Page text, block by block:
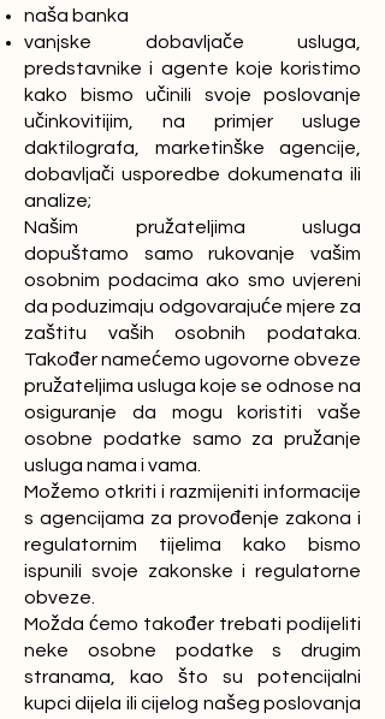
naša banka
vanjske dobavljače usluga,
predstavnike i agente koje koristimo
kako bismo učinili svoje poslovanje
učinkovitijim, na primjer usluge
daktilografa, marketinške agencije,
dobavljači usporedbe dokumenata ili
analize;
Našim pružateljima usluga
dopuštamo samo rukovanje vašim
osobnim podacima ako smo uvjereni
da poduzimaju odgovarajuće mjere za
zaštitu vaših osobnih podataka.
Također namećemo ugovorne obveze
pružateljima usluga koje se odnose na
osiguranje da mogu koristiti vaše
osobne podatke samo za pružanje
usluga nama i vama.
Možemo otkriti i razmijeniti informacije
s agencijama za provođenje zakona i
regulatornim tijelima kako bismo
ispunili svoje zakonske i regulatorne
obveze.
Možda ćemo također trebati podijeliti
neke osobne podatke s drugim
stranama, kao što su potencijalni
kupci dijela ili cijelog našeg poslovanja